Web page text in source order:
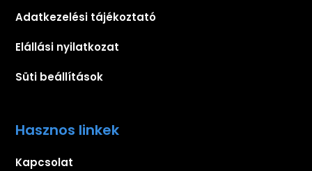
Adatkezelési tájékoztató
Elállási nyilatkozat
Süti beállítások
Hasznos linkek
Kapcsolat